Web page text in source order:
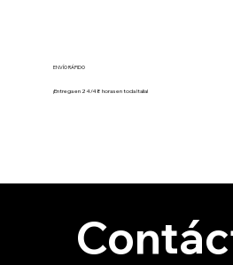
ENVÍO RÁPIDO
¡Entrega en 24/48 horas en toda Italia!